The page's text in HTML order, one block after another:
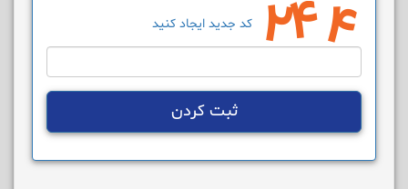
کد جدید ایجاد کنید
ثبت کردن